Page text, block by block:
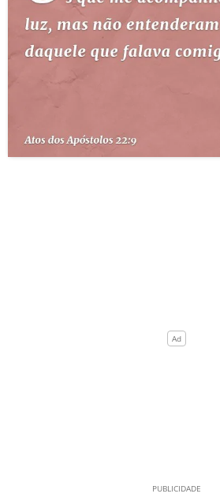
ESBOÇOS DE PREGAÇÃO
TEMAS
TERMO BÍBLICO JOGOS